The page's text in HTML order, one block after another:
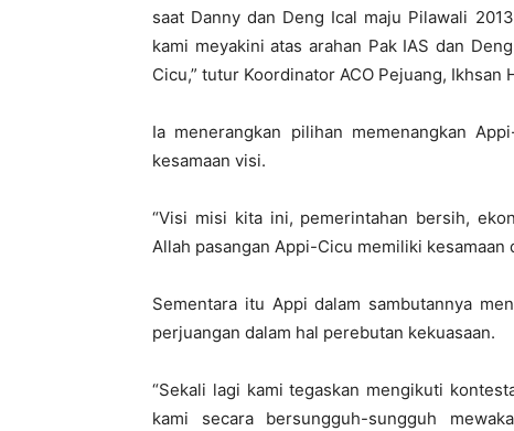
saat Danny dan Deng Ical maju Pilawali
kami meyakini atas arahan Pak IAS dan
Cicu,” tutur Koordinator ACO Pejuang, Ikhsan
Ia menerangkan pilihan memenangkan
kesamaan visi.
“Visi misi kita ini, pemerintahan bersih,
Allah pasangan Appi-Cicu memiliki kesamaan
Sementara itu Appi dalam sambutannya
perjuangan dalam hal perebutan kekuasaan.
“Sekali lagi kami tegaskan mengikuti
kami secara bersungguh-sungguh